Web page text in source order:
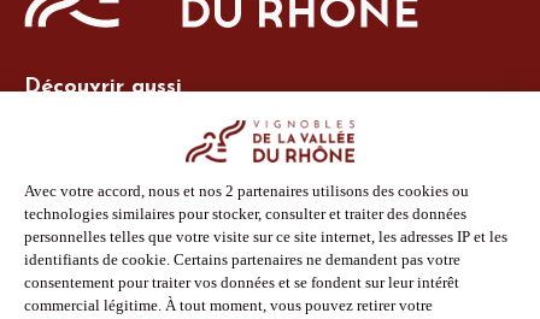
Découvrir aussi
Espace adhérent
Espace presse
Phototèque
Suivez-nous
Facebook